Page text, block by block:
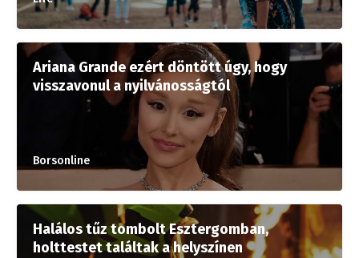
Ariana Grande ezért döntött úgy, hogy
visszavonul a nyilvánosságtól
Borsonline
Halálos tűz tombolt Esztergomban,
holttestet találtak a helyszínen